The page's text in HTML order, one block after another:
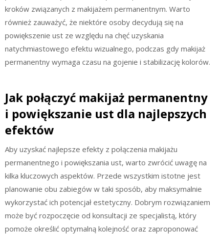
kroków związanych z makijażem permanentnym. Warto
również zauważyć, że niektóre osoby decydują się na
powiększenie ust ze względu na chęć uzyskania
natychmiastowego efektu wizualnego, podczas gdy makijaż
permanentny wymaga czasu na gojenie i stabilizację kolorów.
Jak połączyć makijaż permanentny
i powiększanie ust dla najlepszych
efektów
Aby uzyskać najlepsze efekty z połączenia makijażu
permanentnego i powiększania ust, warto zwrócić uwagę na
kilka kluczowych aspektów. Przede wszystkim istotne jest
planowanie obu zabiegów w taki sposób, aby maksymalnie
wykorzystać ich potencjał estetyczny. Dobrym rozwiązaniem
może być rozpoczęcie od konsultacji ze specjalistą, który
pomoże określić optymalną kolejność oraz zaproponować